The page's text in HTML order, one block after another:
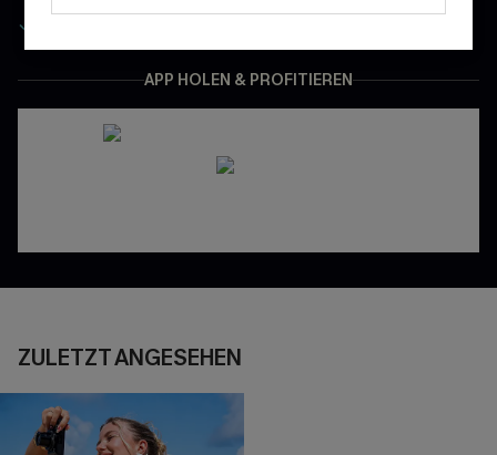
APP HOLEN & PROFITIEREN
ZULETZT ANGESEHEN